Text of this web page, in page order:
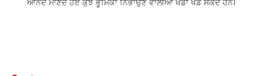
ਆਨੰਦ ਮਾਣਦੇ ਹੋਏ ਕੁਝ ਭੂਮਿਕਾ ਨਿਭਾਉਣ ਵਾਲੀਆਂ ਖੇਡਾਂ ਖੇਡ ਸਕਦੇ ਹਨ।